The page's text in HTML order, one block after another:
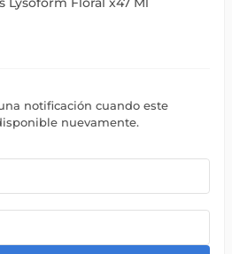
notificación cuando este
nuevamente.